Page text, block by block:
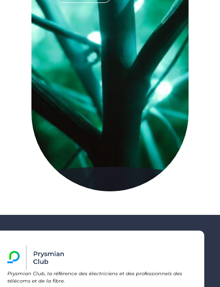
Prysmian Club, la référence des électriciens et des professionnels des
télécoms et de la fibre.